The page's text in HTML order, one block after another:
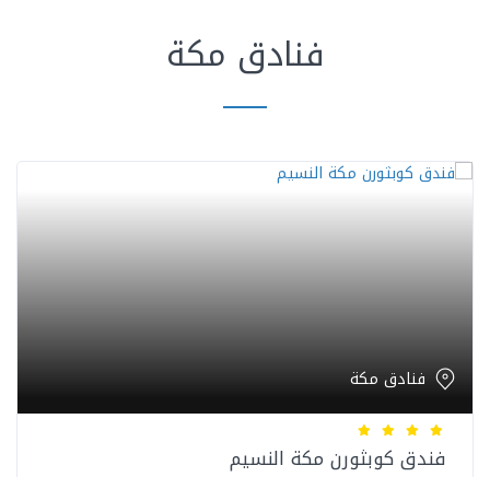
فنادق مكة
فنادق مكة
فندق كوبثورن مكة النسيم